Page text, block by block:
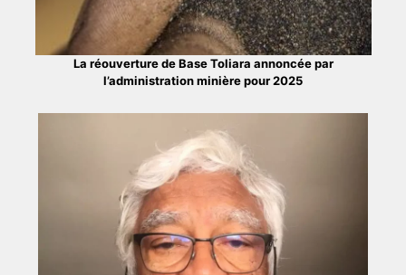
La réouverture de Base Toliara annoncée par
l’administration minière pour 2025